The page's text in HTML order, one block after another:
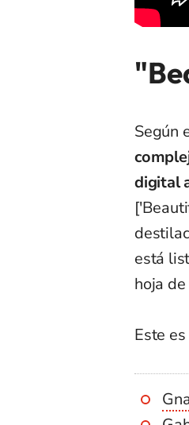
Según
digital
está
hoja
Este